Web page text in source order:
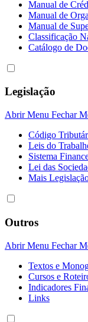
Manual de
Manual de
Manual de
Classificação
Catálogo de
Legislação
Abrir Menu Fechar
Código
Leis do
Sistema
Lei das
Mais
Outros
Abrir Menu Fechar
Textos e
Cursos e
Indicadores
Links